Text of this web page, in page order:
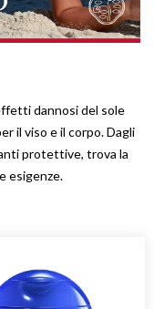
dannosi del sole
il viso e il corpo. Dagli
protettive, trova la
esigenze.